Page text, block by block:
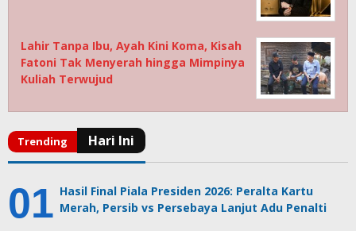
Lahir Tanpa Ibu, Ayah Kini Koma, Kisah
Fatoni Tak Menyerah hingga Mimpinya
Kuliah Terwujud
Hasil Final Piala Presiden 2026: Peralta Kartu
Merah, Persib vs Persebaya Lanjut Adu Penalti